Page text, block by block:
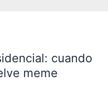
cuando
meme